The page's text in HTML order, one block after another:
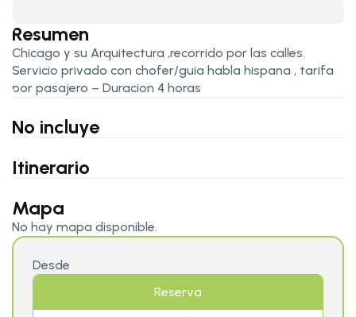
Resumen
Chicago y su Arquitectura ,recorrido por las calles.
Servicio privado con chofer/guia habla hispana , tarifa
por pasajero – Duracion 4 horas
No incluye
Itinerario
Mapa
No hay mapa disponible.
Desde
Reserva